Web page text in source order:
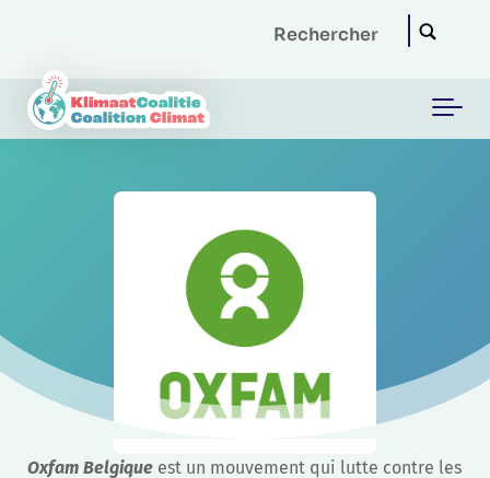
Oxfam Belgique est un mouvement qui lutte contre les